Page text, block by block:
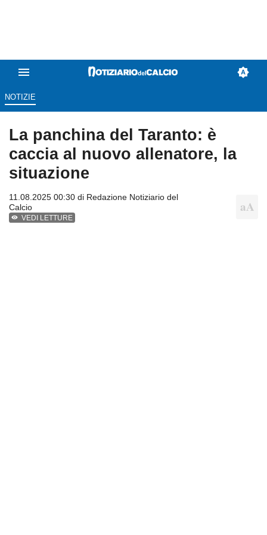
NOTIZIE
La panchina del Taranto: è
caccia al nuovo allenatore, la
situazione
11.08.2025 00:30 di Redazione Notiziario del
Calcio
VEDI LETTURE